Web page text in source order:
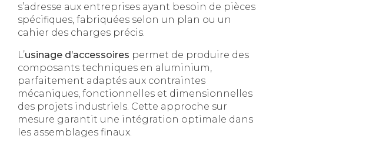
s’adresse aux entreprises ayant besoin de pièces
spécifiques, fabriquées selon un plan ou un
cahier des charges précis.
L’usinage d’accessoires permet de produire des
composants techniques en aluminium,
parfaitement adaptés aux contraintes
mécaniques, fonctionnelles et dimensionnelles
des projets industriels. Cette approche sur
mesure garantit une intégration optimale dans
les assemblages finaux.